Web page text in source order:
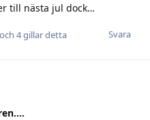
till nästa jul dock…
Svara
4gillar detta